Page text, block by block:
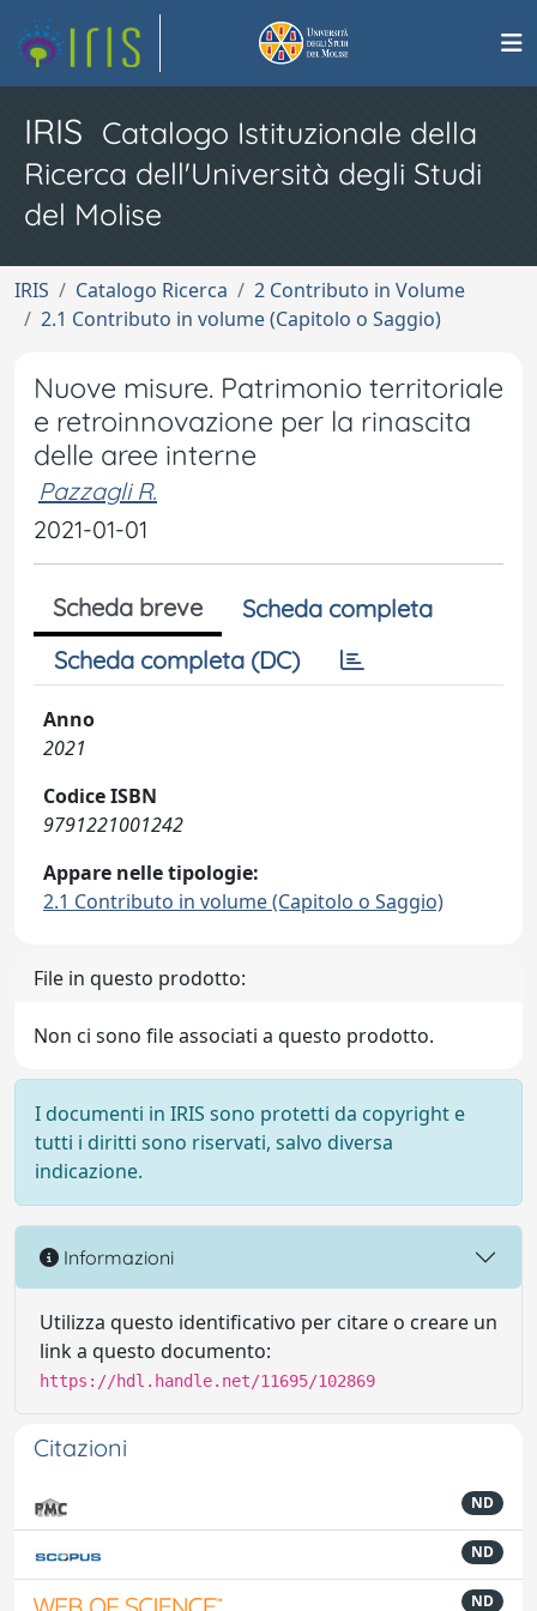
IRIS Catalogo Istituzionale della
Ricerca dell'Università degli Studi
del Molise
IRIS Catalogo Ricerca
2 Contributo in Volume
2.1 Contributo in volume (Capitolo o Saggio)
Nuove misure. Patrimonio territoriale
e retroinnovazione per la rinascita
delle aree interne
Pazzagli R.
2021-01-01
Scheda breve
Scheda completa
Scheda completa (DC)
Anno
2021
Codice ISBN
9791221001242
Appare nelle tipologie:
2.1 Contributo in volume (Capitolo o Saggio)
File in questo prodotto:
Non ci sono file associati a questo prodotto.
I documenti in IRIS sono protetti da copyright e
tutti i diritti sono riservati, salvo diversa
indicazione.
Informazioni
Utilizza questo identificativo per citare o creare un
link a questo documento:
https://hdl.handle.net/11695/102869
Citazioni
ND
ND
ND